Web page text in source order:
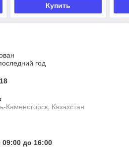
Купить
год
Каменогорск, Казахстан
09:00 до 16:00